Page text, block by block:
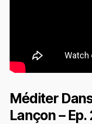
Méditer
Lançon –